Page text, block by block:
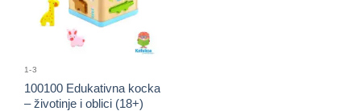
1-3
100100 Edukativna kocka
– životinje i oblici (18+)